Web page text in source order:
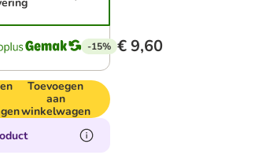
-15% € 9,60
Toevoegen
aan
winkelwagen